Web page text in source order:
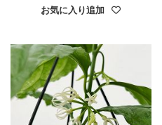
お気に入り追加